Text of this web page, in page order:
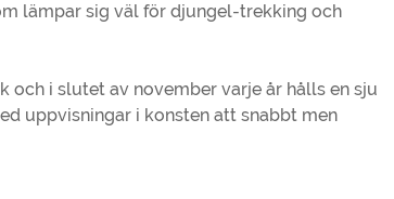
lämpar sig väl för djungel-trekking och
i slutet av november varje år hålls en sju
uppvisningar i konsten att snabbt men